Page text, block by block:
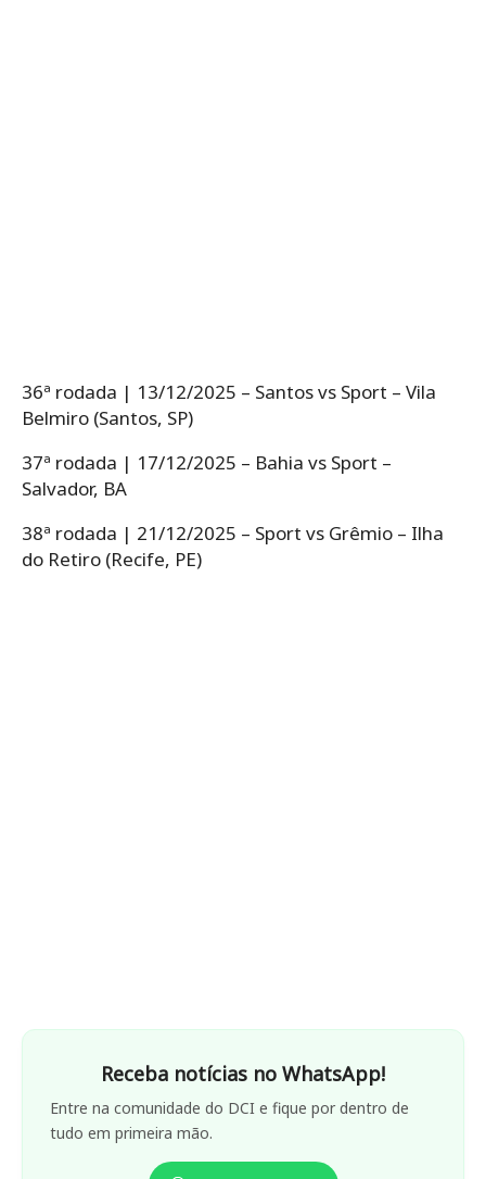
36ª rodada | 13/12/2025 – Santos vs Sport – Vila
Belmiro (Santos, SP)
37ª rodada | 17/12/2025 – Bahia vs Sport –
Salvador, BA
38ª rodada | 21/12/2025 – Sport vs Grêmio – Ilha
do Retiro (Recife, PE)
Receba notícias no WhatsApp!
Entre na comunidade do DCI e fique por dentro de
tudo em primeira mão.